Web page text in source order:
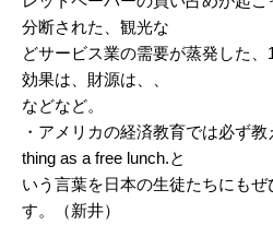
分断された、観光な
どサービス業の需要が蒸発した
効果は、財源は、、
などなど。
・アメリカの経済教育では必ず
thing as a free lunch.と
いう言葉を日本の生徒たちにも
す。（新井）